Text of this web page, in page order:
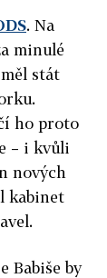
. Na
minulé
stát
ho proto
– i kvůli
nových
kabinet
Babiše by